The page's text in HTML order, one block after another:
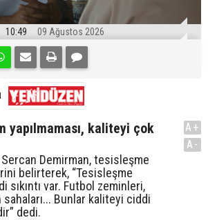
10:49 09 Ağustos 2026
yapılmaması, kaliteyi çok
Demirman, tesisleşme
belirterek, “Tesisleşme
sıkıntı var. Futbol zeminleri,
Bunlar kaliteyi ciddi
dedi.
A+
A-